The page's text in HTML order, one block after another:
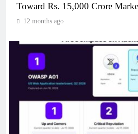
Toward Rs. 15,000 Crore
12 months ago